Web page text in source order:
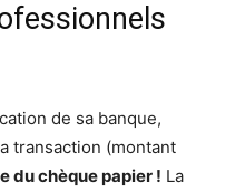
de sa banque,
transaction (montant
du chèque papier ! La